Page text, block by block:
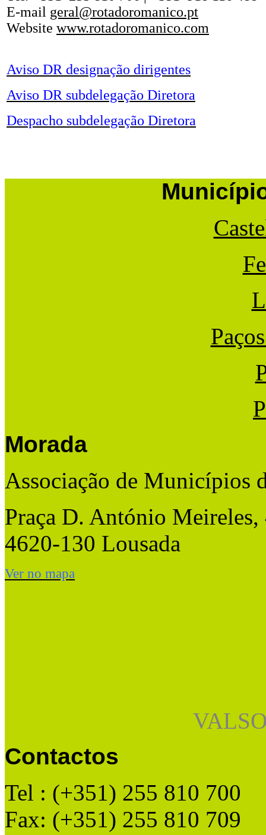
E-mail geral@rotadoromanico.pt
Website www.rotadoromanico.com
Aviso DR designação dirigentes
Aviso DR subdelegação Diretora
Despacho subdelegação Diretora
Morada
Associação de Municípios
Praça D. António Meireles,
4620-130 Lousada
Ver no mapa
Contactos
Tel : (+351) 255 810 700
Fax: (+351) 255 810 709